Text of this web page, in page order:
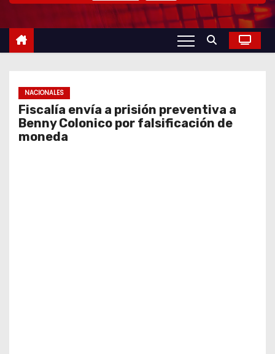
NACIONALES
Fiscalía envía a prisión preventiva a
Benny Colonico por falsificación de
moneda